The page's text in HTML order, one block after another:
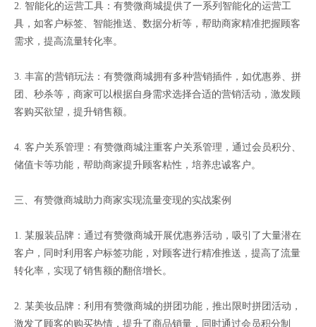
2. 智能化的运营工具：有赞微商城提供了一系列智能化的运营工
具，如客户标签、智能推送、数据分析等，帮助商家精准把握顾客
需求，提高流量转化率。
3. 丰富的营销玩法：有赞微商城拥有多种营销插件，如优惠券、拼
团、秒杀等，商家可以根据自身需求选择合适的营销活动，激发顾
客购买欲望，提升销售额。
4. 客户关系管理：有赞微商城注重客户关系管理，通过会员积分、
储值卡等功能，帮助商家提升顾客粘性，培养忠诚客户。
三、有赞微商城助力商家实现流量变现的实战案例
1. 某服装品牌：通过有赞微商城开展优惠券活动，吸引了大量潜在
客户，同时利用客户标签功能，对顾客进行精准推送，提高了流量
转化率，实现了销售额的翻倍增长。
2. 某美妆品牌：利用有赞微商城的拼团功能，推出限时拼团活动，
激发了顾客的购买热情，提升了商品销量，同时通过会员积分制